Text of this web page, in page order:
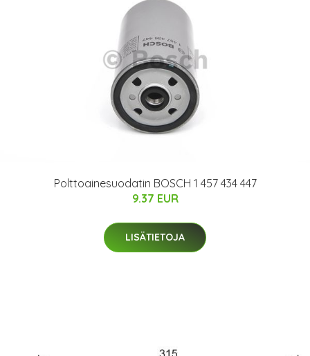
Polttoainesuodatin BOSCH 1 457 434 447
9.37 EUR
LISÄTIETOJA